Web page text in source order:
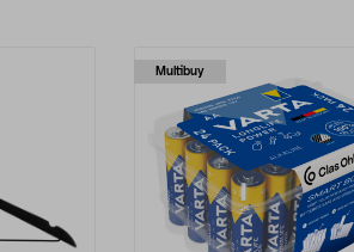
Multibuy